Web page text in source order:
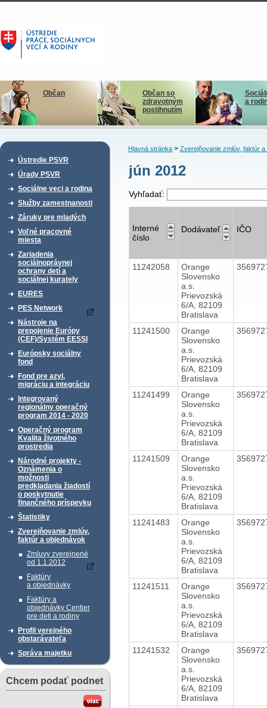
Občan
Občan so
zdravotným
postihnutím
a
Ústredie PSVR
Úrady PSVR
Sociálne veci a rodina
Služby zamestnanosti
Záruky pre mladých
Voľné pracovné
miesta
Zariadenia
sociálnoprávnej
ochrany detí a
sociálnej kurately
EURES
PES Network
Nástroje na
prepojenie Európy
(CEF)/Systém EESSI
Európsky sociálny
fond
Fond pre azyl,
migráciu a integráciu
Integrovaný
regionálny operačný
program 2014 - 2020
Operačný program
Kvalita životného
prostredia
Národné projekty -
Oznámenia o
možnosti
predkladania žiadostí
o poskytnutie
finančného príspevku
Štatistiky
Zverejňovanie zmlúv,
faktúr a objednávok
Zmluvy zverejnené
od 1.1.2012
Faktúry
a objednávky
Faktúry a
objednávky Centier
pre deti a rodiny
Profil verejného
obstarávateľa
Správa majetku
Chcem podať podnet
Hlavná stránka> Zverejňovanie zmlúv, faktúr a
jún 2012
Vyhľadať:
Interné
číslo
Dodávateľ IČO
11242058
Orange
Slovensko
a.s.
Prievozská
6/A, 82109
Bratislava
11241500
Orange
Slovensko
a.s.
Prievozská
6/A, 82109
Bratislava
11241499
Orange
Slovensko
a.s.
Prievozská
6/A, 82109
Bratislava
11241509
Orange
Slovensko
a.s.
Prievozská
6/A, 82109
Bratislava
11241483
Orange
Slovensko
a.s.
Prievozská
6/A, 82109
Bratislava
11241511
Orange
Slovensko
a.s.
Prievozská
6/A, 82109
Bratislava
11241532
Orange
Slovensko
a.s.
Prievozská
6/A, 82109
Bratislava